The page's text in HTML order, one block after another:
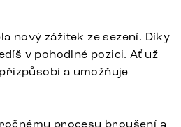
nový zážitek ze sezení. Díky
v pohodlné pozici. Ať už
a umožňuje
procesu broušení a